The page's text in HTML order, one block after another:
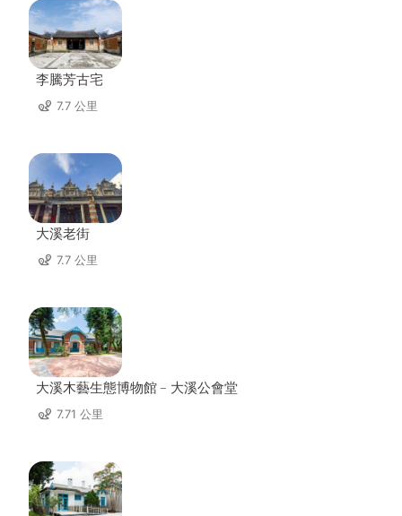
李騰芳古宅
7.7 公里
大溪老街
7.7 公里
大溪木藝生態博物館﹣大溪公會堂
7.71 公里